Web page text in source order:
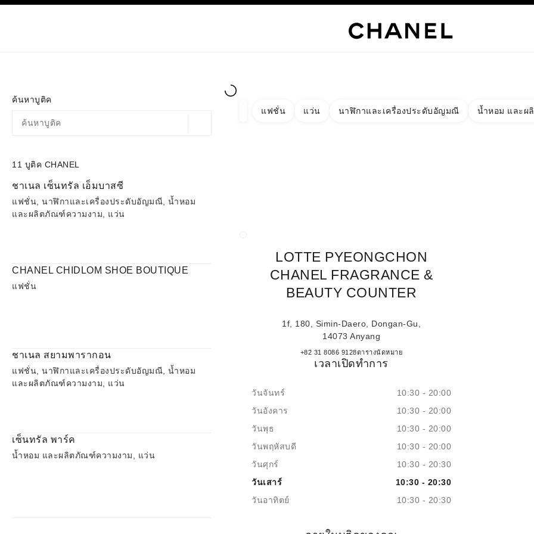
ค้นหาบูติค
11 บูติค CHANEL
ไปที่ตัวกรอง
ชาเนล เซ็นทรัล เอ็มบาสซี
แฟชั่น, นาฬิกาและเครื่องประดับอัญมณี, น้ำหอม
และผลิตภัณฑ์ความงาม, แว่น
CHANEL CHIDLOM SHOE BOUTIQUE
แฟชั่น
ชาเนล สยามพารากอน
แฟชั่น, นาฬิกาและเครื่องประดับอัญมณี, น้ำหอม
และผลิตภัณฑ์ความงาม, แว่น
เซ็นทรัล พาร์ค
น้ำหอม และผลิตภัณฑ์ความงาม, แว่น
LOTTE PYEONGCHON
CHANEL FRAGRANCE &
BEAUTY COUNTER
1f, 180, Simin-Daero, Dongan-Gu,
14073 Anyang
โทร
+82 31 8086 9128ตารางนัดหมายLotte Pyeongchon CHANEL Fragrance
เวลาเปิดทำการ
วันจันทร์
10:30 - 20:00
วันอังคาร
10:30 - 20:00
วันพุธ
10:30 - 20:00
วันพฤหัสบดี
10:30 - 20:00
วันศุกร์
10:30 - 20:30
วันเสาร์
10:30 - 20:30
วันอาทิตย์
10:30 - 20:30
ตัวกรอง
ตัวกรองผลลัพธ์โดย:
แฟชั่น แว่น นาฬิกาและเครื่องประดับอัญมณี น้ำหอม และผ